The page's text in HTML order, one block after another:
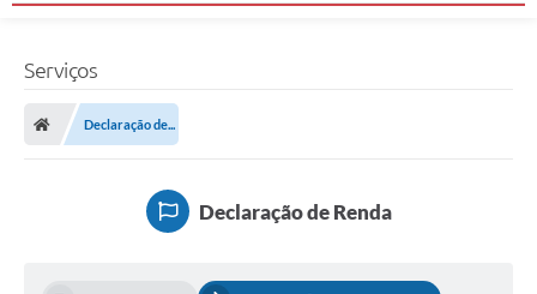
Serviços
Declaração de...
Declaração de Renda